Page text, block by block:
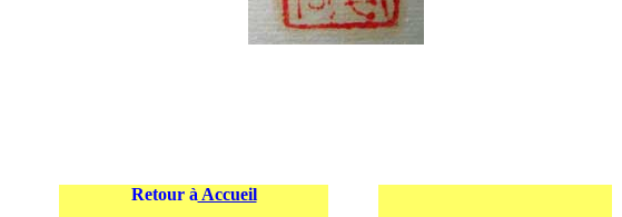
Retour à Accueil